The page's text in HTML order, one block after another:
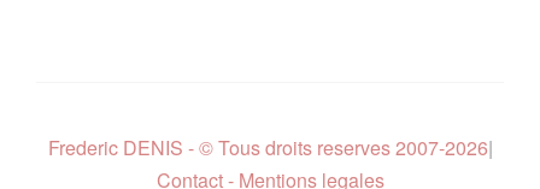
Frederic DENIS - © Tous droits reserves 2007-2026|
Contact - Mentions legales